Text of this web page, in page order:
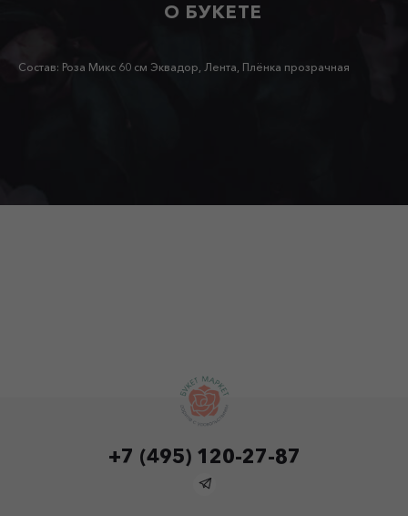
О БУКЕТЕ
Состав: Роза Микс 60 см Эквадор, Лента, Плёнка прозрачная
+7 (495) 120-27-87